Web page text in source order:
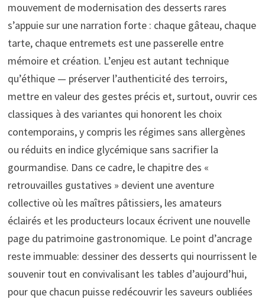
mouvement de modernisation des desserts rares
s’appuie sur une narration forte : chaque gâteau, chaque
tarte, chaque entremets est une passerelle entre
mémoire et création. L’enjeu est autant technique
qu’éthique — préserver l’authenticité des terroirs,
mettre en valeur des gestes précis et, surtout, ouvrir ces
classiques à des variantes qui honorent les choix
contemporains, y compris les régimes sans allergènes
ou réduits en indice glycémique sans sacrifier la
gourmandise. Dans ce cadre, le chapitre des «
retrouvailles gustatives » devient une aventure
collective où les maîtres pâtissiers, les amateurs
éclairés et les producteurs locaux écrivent une nouvelle
page du patrimoine gastronomique. Le point d’ancrage
reste immuable: dessiner des desserts qui nourrissent le
souvenir tout en convivalisant les tables d’aujourd’hui,
pour que chacun puisse redécouvrir les saveurs oubliées